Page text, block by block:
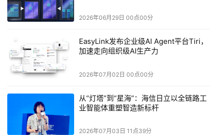
作大die版的下位产品了。比如体验过程中，我们拿到的这
台荣耀MagicBook 14，国补后的售价不到5800元（虽然这
款笔记本所用酷睿Ultra 5 336H可能并不归属在上述型号die
酷睿Ultra 5 325配置版的国补后售价6800元不到...
2026年06月29日 00点00分
EasyLink发布企业级AI Agent平台Tiri，
加速走向组织级AI生产力
2026年07月02日 00点00分
从“灯塔”到“星海”：海信日立以全链路工
业智能体重塑智造新标杆
2026年07月03日 11点39分